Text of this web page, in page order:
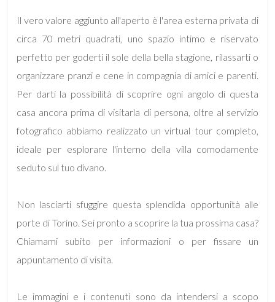
Il vero valore aggiunto all'aperto è l'area esterna privata di
circa 70 metri quadrati, uno spazio intimo e riservato
perfetto per goderti il sole della bella stagione, rilassarti o
organizzare pranzi e cene in compagnia di amici e parenti.
Per darti la possibilità di scoprire ogni angolo di questa
casa ancora prima di visitarla di persona, oltre al servizio
fotografico abbiamo realizzato un virtual tour completo,
ideale per esplorare l'interno della villa comodamente
seduto sul tuo divano.
Non lasciarti sfuggire questa splendida opportunità alle
porte di Torino. Sei pronto a scoprire la tua prossima casa?
Chiamami subito per informazioni o per fissare un
appuntamento di visita.
Le immagini e i contenuti sono da intendersi a scopo
3
4
5
5+
Camere
Qualsiasi
1